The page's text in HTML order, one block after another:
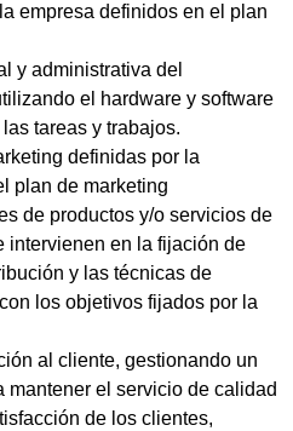
empresa definidos en el plan
y administrativa del
el hardware y software
tareas y trabajos.
definidas por la
plan de marketing
de productos y/o servicios de
intervienen en la fijación de
y las técnicas de
los objetivos fijados por la
al cliente, gestionando un
mantener el servicio de calidad
de los clientes,